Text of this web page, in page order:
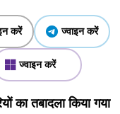
करें ज्वाइन करें
ज्वाइन करें
का तबादला किया गया